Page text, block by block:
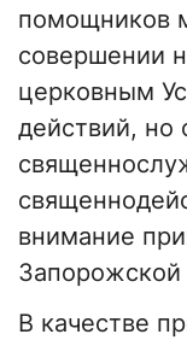
помощников
совершении
церковным
действий, но
внимание
Запорожской
В качестве